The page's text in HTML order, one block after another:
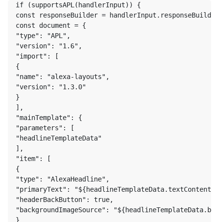
if (supportsAPL(handlerInput)) {
const responseBuilder =
const document = {
"type": "APL",
"version": "1.6",
"import": [
{
"name": "alexa-layouts",
"version": "1.3.0"
}
],
"mainTemplate": {
"parameters": [
"headlineTemplateData"
],
"item": [
{
"type": "AlexaHeadline",
"primaryText":
"headerBackButton": true,
"backgroundImageSource":
}